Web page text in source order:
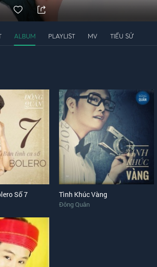
ALBUM PLAYLIST MV TIỂU SỬ
Số 7 Tình Khúc Vàng
Đông Quân